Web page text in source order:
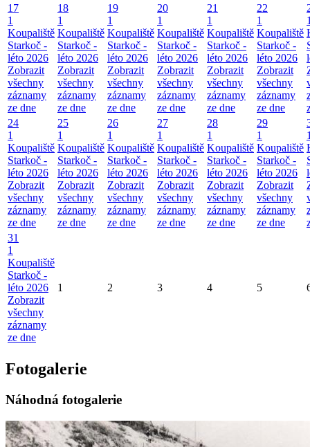
17
1
Koupaliště
Starkoč -
léto 2026
Zobrazit
všechny
záznamy
ze dne
18
1
Koupaliště
Starkoč -
léto 2026
Zobrazit
všechny
záznamy
ze dne
19
1
Koupaliště
Starkoč -
léto 2026
Zobrazit
všechny
záznamy
ze dne
20
1
Koupaliště
Starkoč -
léto 2026
Zobrazit
všechny
záznamy
ze dne
21
1
Koupaliště
Starkoč -
léto 2026
Zobrazit
všechny
záznamy
ze dne
22
1
Koupaliště
Starkoč -
léto 2026
Zobrazit
všechny
záznamy
ze dne
24
1
Koupaliště
Starkoč -
léto 2026
Zobrazit
všechny
záznamy
ze dne
25
1
Koupaliště
Starkoč -
léto 2026
Zobrazit
všechny
záznamy
ze dne
26
1
Koupaliště
Starkoč -
léto 2026
Zobrazit
všechny
záznamy
ze dne
27
1
Koupaliště
Starkoč -
léto 2026
Zobrazit
všechny
záznamy
ze dne
28
1
Koupaliště
Starkoč -
léto 2026
Zobrazit
všechny
záznamy
ze dne
29
1
Koupaliště
Starkoč -
léto 2026
Zobrazit
všechny
záznamy
ze dne
31
1
Koupaliště
Starkoč -
léto 2026
Zobrazit
všechny
záznamy
ze dne
1 2 3 4 5
Fotogalerie
Náhodná fotogalerie